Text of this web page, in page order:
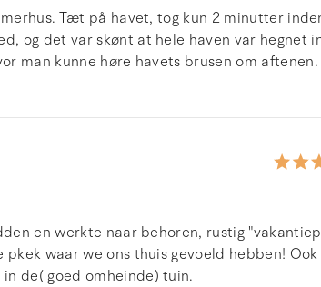
Tæt på havet, tog kun 2 minutter
og det var skønt at hele haven var hegnet
man kunne høre havets brusen om aftenen.
en werkte naar behoren, rustig
waar we ons thuis gevoeld hebben! Ook
de( goed omheinde) tuin.